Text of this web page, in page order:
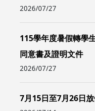
2026/07/27
115學年度暑假轉學
同意書及證明文件
2026/07/27
7月15日至7月26日